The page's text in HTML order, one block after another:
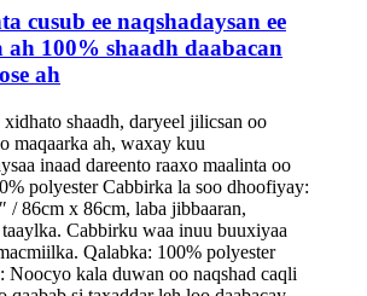
cusub ee naqshadaysan ee
ah 100% shaadh daabacan
ah
shaadh, daryeel jilicsan oo
maqaarka ah, waxay kuu
inaad dareento raaxo maalinta oo
polyester Cabbirka la soo dhoofiyay:
/ 86cm x 86cm, laba jibbaaran,
Cabbirku waa inuu buuxiyaa
Qalabka: 100% polyester
Noocyo kala duwan oo naqshad caqli